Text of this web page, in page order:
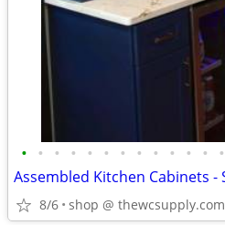
• • • • • • • • • • • • •
8/6 shop @ thewcsupply.com